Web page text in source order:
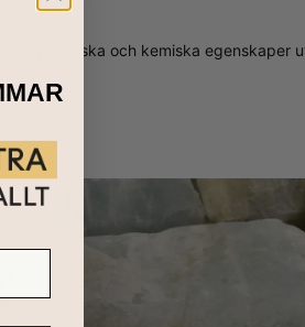
i fysikaliska och kemiska egenskaper